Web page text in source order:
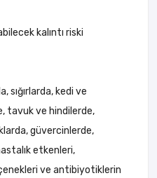
kalıntı riski
sığırlarda, kedi ve
tavuk ve hindilerde,
güvercinlerde,
etkenleri,
ve antibiyotiklerin